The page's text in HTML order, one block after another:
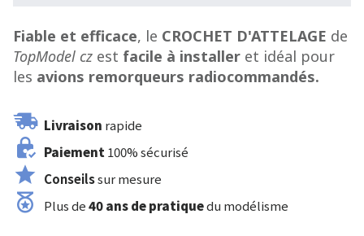
Fiable et efficace, le CROCHET D'ATTELAGE de
TopModel cz est facile à installer et idéal pour
les avions remorqueurs radiocommandés.
Livraison rapide
Paiement 100% sécurisé
Conseilssur mesure
Plus de40 ans de pratiquedu modélisme